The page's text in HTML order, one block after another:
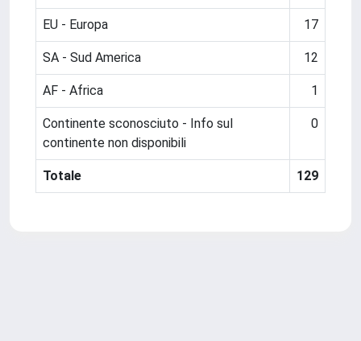
EU - Europa 17
SA - Sud America 12
AF - Africa 1
Continente sconosciuto - Info sul
continente non disponibili
0
Totale 129